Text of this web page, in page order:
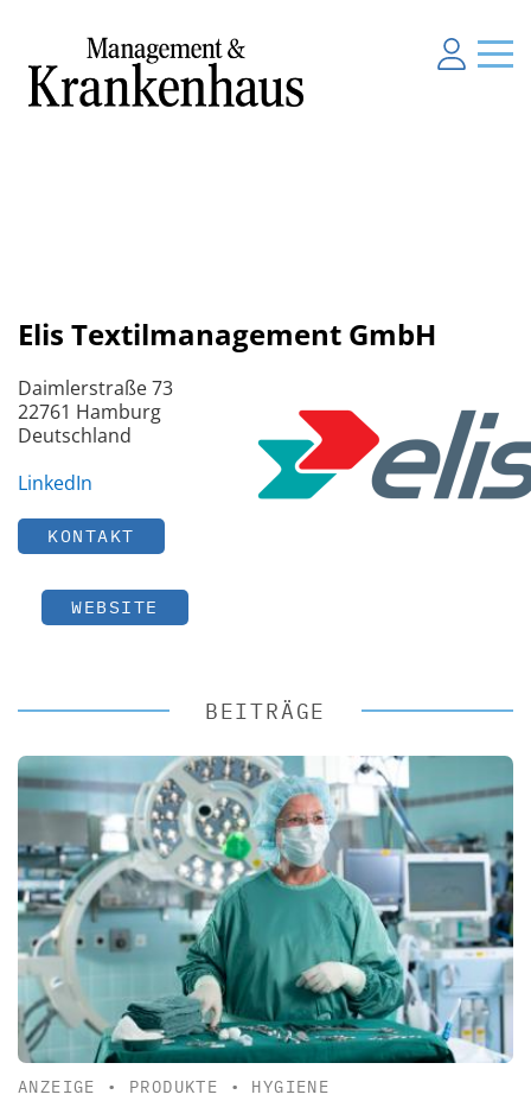
Elis Textilmanagement GmbH
Daimlerstraße 73
22761 Hamburg
Deutschland
LinkedIn
KONTAKT
WEBSITE
BEITRÄGE
ANZEIGE • PRODUKTE • HYGIENE